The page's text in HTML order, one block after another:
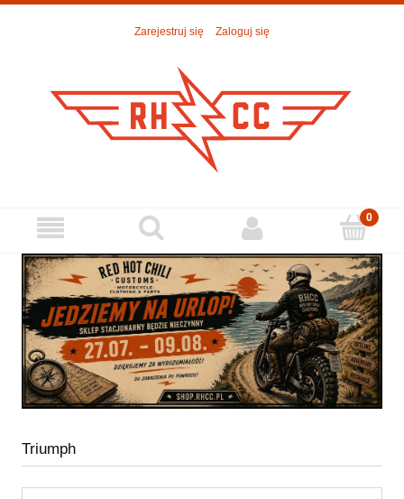
Zarejestruj się Zaloguj się
Triumph